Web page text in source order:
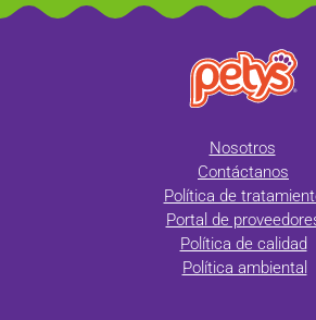
Nosotros
Contáctanos
Política de
Portal de
Política de calidad
Política ambiental